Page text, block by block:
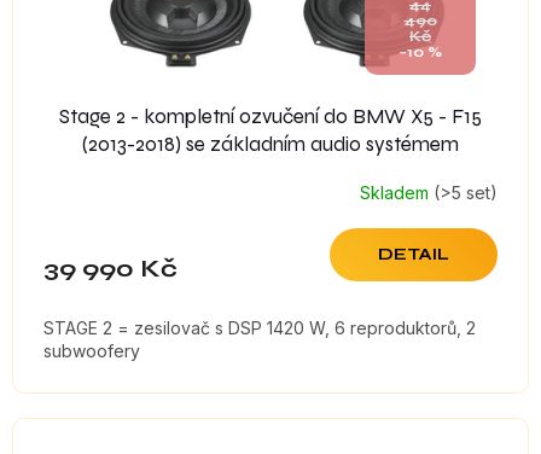
44
490
Kč
–10 %
Stage 2 - kompletní ozvučení do BMW X5 - F15
(2013-2018) se základním audio systémem
Skladem (>5 set)
39 990 Kč DETAIL
STAGE 2 = zesilovač s DSP 1420 W, 6 reproduktorů, 2
subwoofery